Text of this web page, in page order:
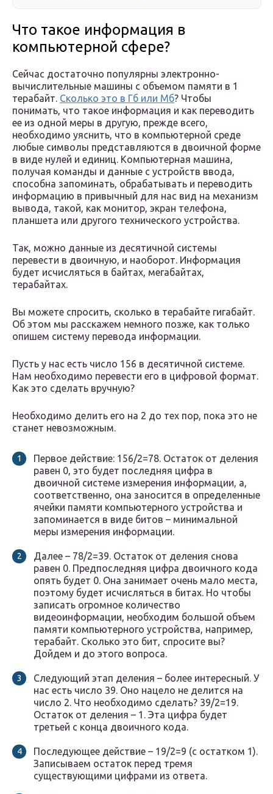
Что такое информация в
компьютерной сфере?
Сейчас достаточно популярны электронно-
вычислительные машины с объемом памяти в 1
терабайт. Сколько это в Гб или Мб? Чтобы
понимать, что такое информация и как переводить
ее из одной меры в другую, прежде всего,
необходимо уяснить, что в компьютерной среде
любые символы представляются в двоичной форме
в виде нулей и единиц. Компьютерная машина,
получая команды и данные с устройств ввода,
способна запоминать, обрабатывать и переводить
информацию в привычный для нас вид на механизм
вывода, такой, как монитор, экран телефона,
планшета или другого технического устройства.
Так, можно данные из десятичной системы
перевести в двоичную, и наоборот. Информация
будет исчисляться в байтах, мегабайтах,
терабайтах.
Вы можете спросить, сколько в терабайте гигабайт.
Об этом мы расскажем немного позже, как только
опишем систему перевода информации.
Пусть у нас есть число 156 в десятичной системе.
Нам необходимо перевести его в цифровой формат.
Как это сделать вручную?
Необходимо делить его на 2 до тех пор, пока это не
станет невозможным.
Первое действие: 156/2=78. Остаток от деления
равен 0, это будет последняя цифра в
двоичной системе измерения информации, а,
соответственно, она заносится в определенные
ячейки памяти компьютерного устройства и
запоминается в виде битов – минимальной
меры измерения информации.
Далее – 78/2=39. Остаток от деления снова
равен 0. Предпоследняя цифра двоичного кода
опять будет 0. Она занимает очень мало места,
поэтому будет исчисляться в битах. Но чтобы
записать огромное количество
видеоинформации, необходим большой объем
памяти компьютерного устройства, например,
терабайт. Сколько это бит, спросите вы?
Дойдем и до этого вопроса.
Следующий этап деления – более интересный. У
нас есть число 39. Оно нацело не делится на
число 2. Что необходимо сделать? 39/2=19.
Остаток от деления – 1. Эта цифра будет
третьей с конца двоичного кода.
Последующее действие – 19/2=9 (с остатком 1).
Записываем остаток перед тремя
существующими цифрами из ответа.